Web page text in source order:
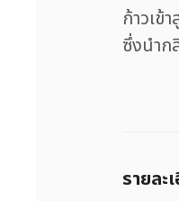
ก้าวเ
ซึ่งนำก
รายละ